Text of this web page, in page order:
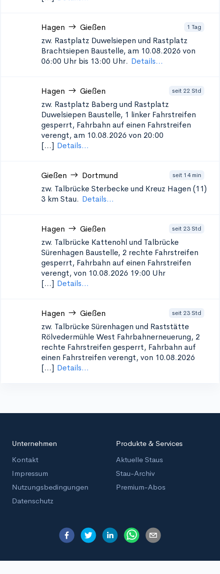
Hagen Gießen 1 Tag
zw. Rastplatz Duwelsiepen und Rastplatz
Brachtsiepen Baustelle, am 10.08.2026 von
06:00 Uhr bis 13:00 Uhr. Details...
Hagen Gießen seit 22 Std
zw. Rastplatz Baberg und Rastplatz
Duwelsiepen Baustelle, 1 linker Fahrstreifen
gesperrt, Fahrbahn auf einen Fahrstreifen
verengt, am 10.08.2026 von 20:00
[...] Details...
Gießen Dortmund seit 14 min
zw. Talbrücke Sterbecke und Kreuz Hagen (11)
3 km Stau. Details...
Hagen Gießen seit 23 Std
zw. Talbrücke Kattenohl und Talbrücke
Sürenhagen Baustelle, 2 rechte Fahrstreifen
gesperrt, Fahrbahn auf einen Fahrstreifen
verengt, von 10.08.2026 19:00 Uhr
[...] Details...
Hagen Gießen seit 23 Std
zw. Talbrücke Sürenhagen und Raststätte
Rölvedermühle West Fahrbahnerneuerung, 2
rechte Fahrstreifen gesperrt, Fahrbahn auf
einen Fahrstreifen verengt, von 10.08.2026
[...] Details...
Unternehmen
Kontakt
Impressum
Nutzungsbedingungen
Datenschutz
Produkte & Services
Aktuelle Staus
Stau-Archiv
Premium-Abos